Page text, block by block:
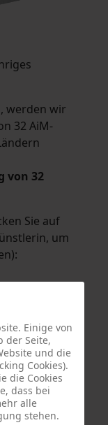
werden wir
32 AiM-
von 32
Sie auf
um
,Elise
,
Einige von
der Seite,
und die
Cookies).
die Cookies
dass bei
alle
stehen.